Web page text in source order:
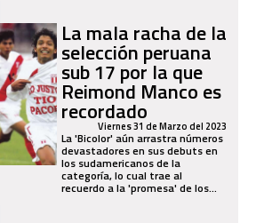
La mala racha de la
selección peruana
sub 17 por la que
Reimond Manco es
recordado
Viernes 31 de Marzo del 2023
La 'Bicolor' aún arrastra números
devastadores en sus debuts en
los sudamericanos de la
categoría, lo cual trae al
recuerdo a la 'promesa' de los...